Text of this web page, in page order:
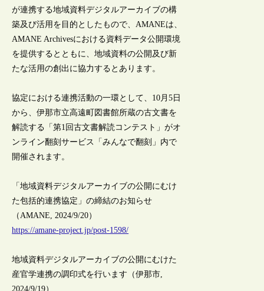
が連携する地域資料デジタルアーカイブの構
築及び活用を目的としたもので、AMANEは、
AMANE Archivesにおける資料データ公開環境
を提供するとともに、地域資料の公開及び新
たな活用の創出に協力するとあります。
協定における連携活動の一環として、10月5日
から、伊那市立高遠町図書館所蔵の古文書を
解読する「第1回古文書解読コンテスト」がオ
ンライン翻刻サービス「みんなで翻刻」内で
開催されます。
「地域資料デジタルアーカイブの公開にむけ
た包括的連携協定」の締結のお知らせ
（AMANE, 2024/9/20）
https://amane-project.jp/post-1598/
地域資料デジタルアーカイブの公開にむけた
産官学連携の調印式を行います（伊那市,
2024/9/19）